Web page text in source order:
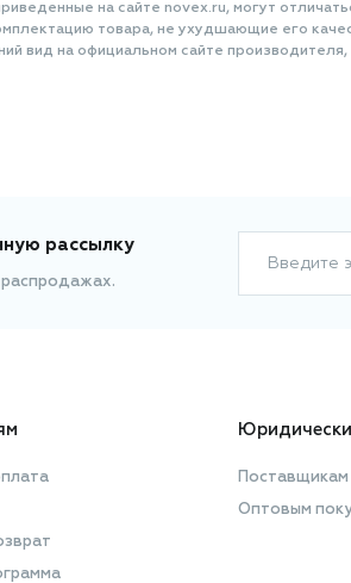
на сайте novex.ru, могут
товара, не ухудшающие его
вид на официальном сайте
рассылку
распродажах.
Введите
Поставщикам
Оптовым